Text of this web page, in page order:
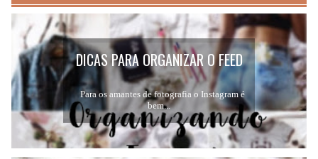
DICAS PARA ORGANIZAR O FEED
DO INSTAGRAM...
Para os amantes de fotografia o Instagram é
bem...